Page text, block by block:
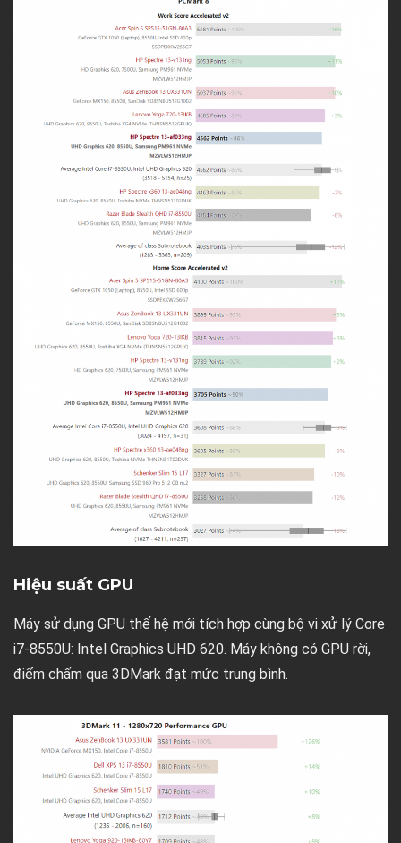
Hiệu suất GPU
Máy sử dụng GPU thế hệ mới tích hợp cùng bộ vi xử lý Core
i7-8550U: Intel Graphics UHD 620. Máy không có GPU rời,
điểm chấm qua 3DMark đạt mức trung bình.